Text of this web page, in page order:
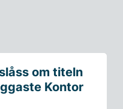
om titeln
Kontor